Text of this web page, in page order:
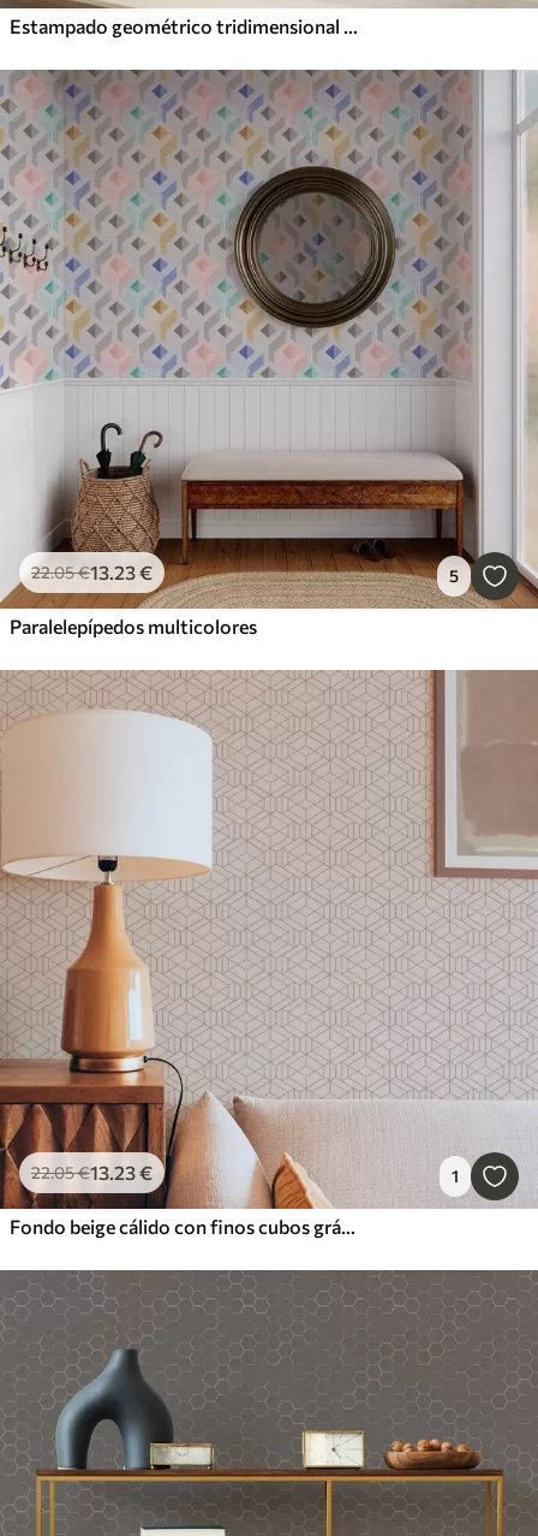
Estampado geométrico tridimensional en gris y beige
22.05€13.23€ 5
Paralelepípedos multicolores
22.05€13.23€ 1
Fondo beige cálido con finos cubos gráficos